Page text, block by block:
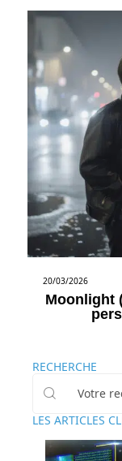
20/03/2026
Moonlight
RECHERCHE
LES ARTICLES